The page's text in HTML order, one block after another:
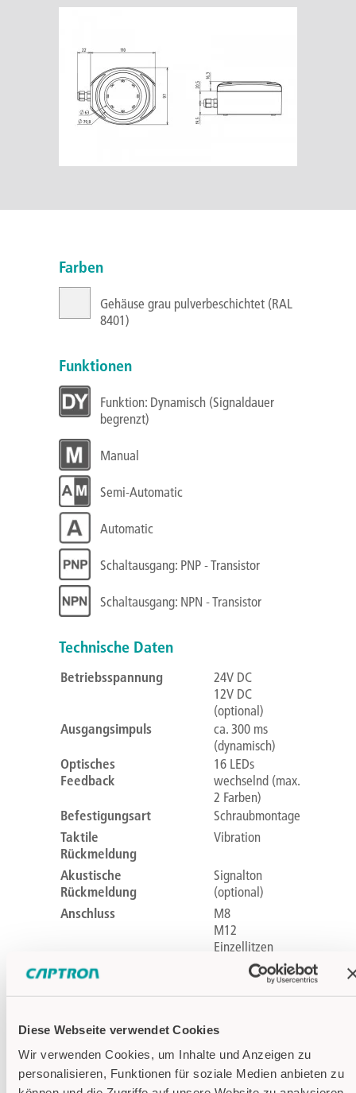
Diese Webseite verwendet Cookies
Wir verwenden Cookies, um Inhalte und Anzeigen zu
personalisieren, Funktionen für soziale Medien anbieten zu
Farben
Gehäuse grau pulverbeschichtet (RAL
8401)
Funktionen
Funktion: Dynamisch (Signaldauer
begrenzt)
Manual
Semi-Automatic
Automatic
Schaltausgang: PNP - Transistor
Schaltausgang: NPN - Transistor
Technische Daten
Betriebsspannung
24V DC
12V DC
(optional)
Ausgangsimpuls
ca. 300 ms
(dynamisch)
Optisches
Feedback
16 LEDs
wechselnd (max.
2 Farben)
Befestigungsart
Schraubmontage
Taktile
Rückmeldung
Vibration
Akustische
Rückmeldung
Signalton
(optional)
Anschluss
M8
M12
Einzellitzen
Ausgang
PNP/NPN
Wechsler
(Automatic)
Betriebstemperatur
-30°C...+80°C